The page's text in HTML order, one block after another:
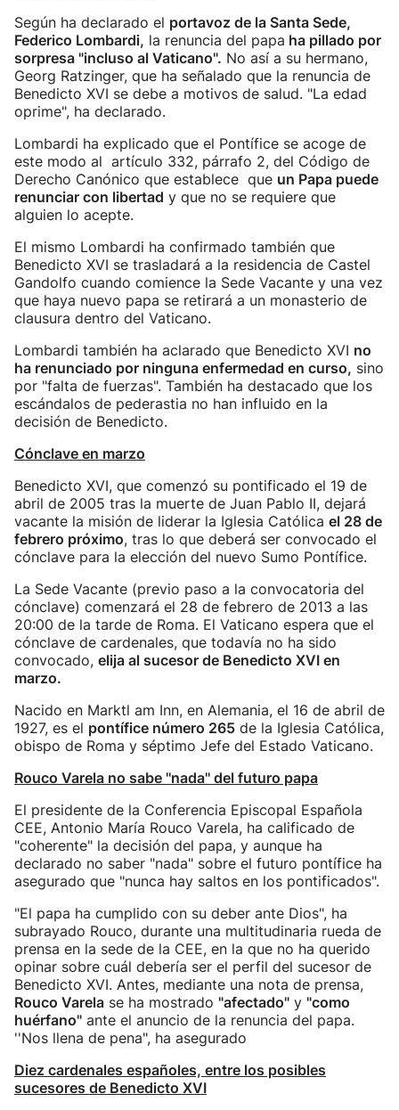
Según ha declarado el portavoz de la Santa Sede,
Federico Lombardi, la renuncia del papa ha pillado por
sorpresa "incluso al Vaticano". No así a su hermano,
Georg Ratzinger, que ha señalado que la renuncia de
Benedicto XVI se debe a motivos de salud. "La edad
oprime", ha declarado.
Lombardi ha explicado que el Pontífice se acoge de
este modo al artículo 332, párrafo 2, del Código de
Derecho Canónico que establece que un Papa puede
renunciar con libertad y que no se requiere que
alguien lo acepte.
El mismo Lombardi ha confirmado también que
Benedicto XVI se trasladará a la residencia de Castel
Gandolfo cuando comience la Sede Vacante y una vez
que haya nuevo papa se retirará a un monasterio de
clausura dentro del Vaticano.
Lombardi también ha aclarado que Benedicto XVI no
ha renunciado por ninguna enfermedad en curso, sino
por "falta de fuerzas". También ha destacado que los
escándalos de pederastia no han influido en la
decisión de Benedicto.
Cónclave en marzo
Benedicto XVI, que comenzó su pontificado el 19 de
abril de 2005 tras la muerte de Juan Pablo II, dejará
vacante la misión de liderar la Iglesia Católica el 28 de
febrero próximo, tras lo que deberá ser convocado el
cónclave para la elección del nuevo Sumo Pontífice.
La Sede Vacante (previo paso a la convocatoria del
cónclave) comenzará el 28 de febrero de 2013 a las
20:00 de la tarde de Roma. El Vaticano espera que el
cónclave de cardenales, que todavía no ha sido
convocado, elija al sucesor de Benedicto XVI en
marzo.
Nacido en Marktl am Inn, en Alemania, el 16 de abril de
1927, es el pontífice número 265 de la Iglesia Católica,
obispo de Roma y séptimo Jefe del Estado Vaticano.
Rouco Varela no sabe ''nada'' del futuro papa
El presidente de la Conferencia Episcopal Española
CEE, Antonio María Rouco Varela, ha calificado de
"coherente" la decisión del papa, y aunque ha
declarado no saber "nada" sobre el futuro pontífice ha
asegurado que "nunca hay saltos en los pontificados".
"El papa ha cumplido con su deber ante Dios", ha
subrayado Rouco, durante una multitudinaria rueda de
prensa en la sede de la CEE, en la que no ha querido
opinar sobre cuál debería ser el perfil del sucesor de
Benedicto XVI. Antes, mediante una nota de prensa,
Rouco Varela se ha mostrado "afectado" y "como
huérfano" ante el anuncio de la renuncia del papa.
''Nos llena de pena", ha asegurado
Diez cardenales españoles, entre los posibles
sucesores de Benedicto XVI